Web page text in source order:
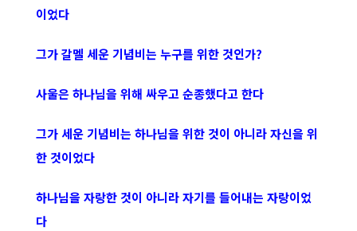
이었다
그가 갈멜 세운 기념비는 누구를 위한 것인가?
사울은 하나님을 위해 싸우고 순종했다고 한다
그가 세운 기념비는 하나님을 위한 것이 아니라 자신을 위
한 것이었다
하나님을 자랑한 것이 아니라 자기를 들어내는 자랑이었
다